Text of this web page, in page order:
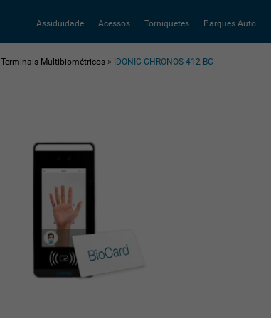
Assiduidade Acessos Torniquetes Parques Auto
Terminais Multibiométricos» IDONIC CHRONOS 412 BC